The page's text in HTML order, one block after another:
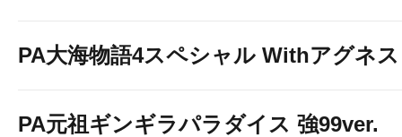
PA大海物語4スペシャル Withアグネ
PA元祖ギンギラパラダイス 強99ver.